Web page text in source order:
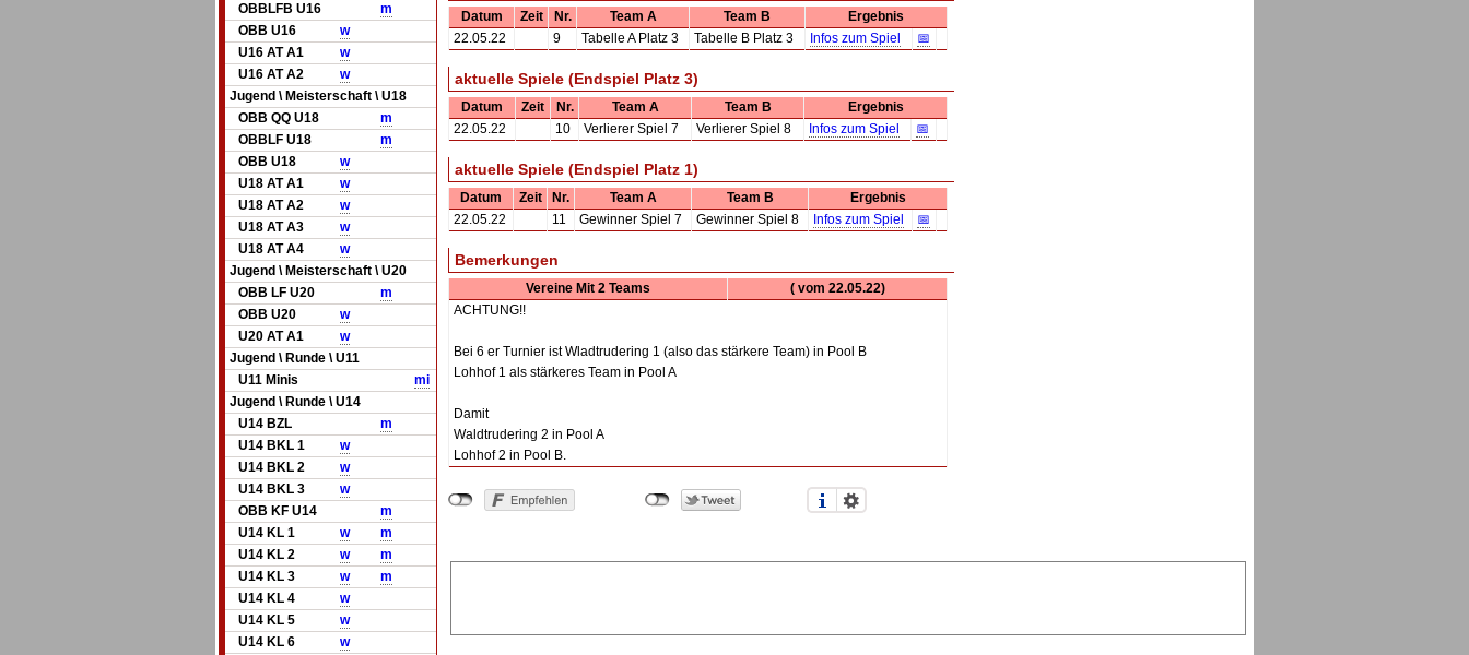
OBBLFB U16
m
OBB U16
w
U16 AT A1
w
U16 AT A2
w
Jugend \ Meisterschaft \ U18
OBB QQ U18
m
OBBLF U18
m
OBB U18
w
U18 AT A1
w
U18 AT A2
w
U18 AT A3
w
U18 AT A4
w
Jugend \ Meisterschaft \ U20
OBB LF U20
m
OBB U20
w
U20 AT A1
w
Jugend \ Runde \ U11
U11 Minis
mi
Jugend \ Runde \ U14
U14 BZL
m
U14 BKL 1
w
U14 BKL 2
w
U14 BKL 3
w
OBB KF U14
m
U14 KL 1
w
m
U14 KL 2
w
m
U14 KL 3
w
m
U14 KL 4
w
U14 KL 5
w
U14 KL 6
w
Datum Zeit Nr. Team A Team B
Ergebnis
22.05.22
9 Tabelle A Platz 3 Tabelle B Platz 3 Infos zum Spiel 📅
aktuelle Spiele (Endspiel Platz 3)
Datum Zeit Nr. Team A Team B
Ergebnis
22.05.22
10 Verlierer Spiel 7 Verlierer Spiel 8 Infos zum Spiel 📅
aktuelle Spiele (Endspiel Platz 1)
Datum Zeit Nr. Team A Team B
Ergebnis
22.05.22
11 Gewinner Spiel 7 Gewinner Spiel 8 Infos zum Spiel 📅
Bemerkungen
Vereine Mit 2 Teams
( vom 22.05.22)
ACHTUNG!!
Bei 6 er Turnier ist Wladtrudering 1 (also das stärkere Team) in Pool B
Lohhof 1 als stärkeres Team in Pool A
Damit
Waldtrudering 2 in Pool A
Lohhof 2 in Pool B.